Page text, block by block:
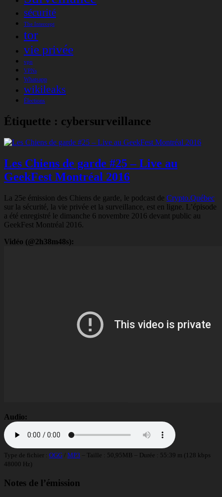
sécurité
The Intercept
tor
vie privée
vpn
VPNs
Whatsapp
wikileaks
Élections
Étiquette : cybersurveillance
Les Chiens de garde #25 – Live au
GeekFest Montréal 2016
La 25e émission des Chiens de garde, le podcast de Crypto.Québec
sur la sécurité, la vie privée et la surveillance, est en ligne. L’épisode
a été enregistré le dimanche 6 novembre 2016 devant public au
GeekFest Montréal 2016.
Vidéo (@2h38m48s):
Audio:
Type de fichier : OGG MP3 – Taille : 50,95MB – Durée : 55:39 m (128 kbps
48000 Hz)
Notes de l’émission